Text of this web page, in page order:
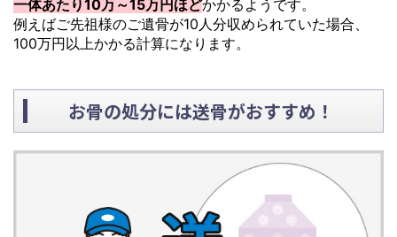
一体あたり10万～15万円ほどかかるようです。
例えばご先祖様のご遺骨が10人分収められていた場合、
100万円以上かかる計算になります。
お骨の処分には送骨がおすすめ！